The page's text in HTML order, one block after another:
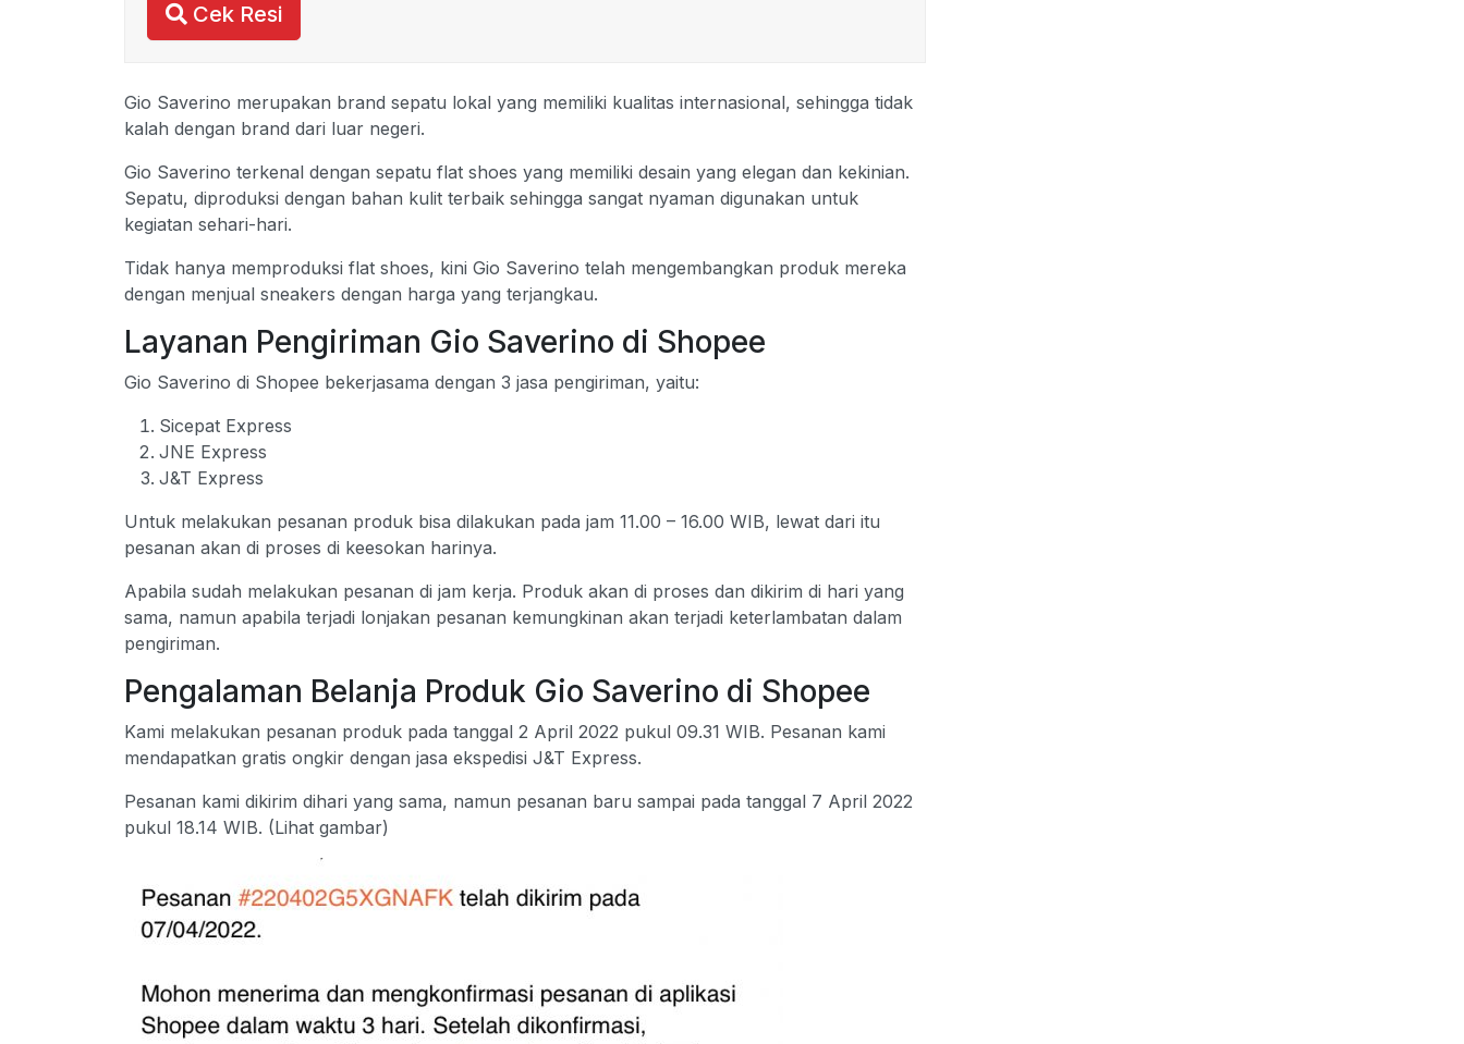
Cek Resi
Gio Saverino merupakan brand sepatu lokal yang memiliki kualitas internasional, sehingga tidak
kalah dengan brand dari luar negeri.
Gio Saverino terkenal dengan sepatu flat shoes yang memiliki desain yang elegan dan kekinian.
Sepatu, diproduksi dengan bahan kulit terbaik sehingga sangat nyaman digunakan untuk
kegiatan sehari-hari.
Tidak hanya memproduksi flat shoes, kini Gio Saverino telah mengembangkan produk mereka
dengan menjual sneakers dengan harga yang terjangkau.
Layanan Pengiriman Gio Saverino di Shopee
Gio Saverino di Shopee bekerjasama dengan 3 jasa pengiriman, yaitu:
Sicepat Express
JNE Express
J&T Express
Untuk melakukan pesanan produk bisa dilakukan pada jam 11.00 – 16.00 WIB, lewat dari itu
pesanan akan di proses di keesokan harinya.
Apabila sudah melakukan pesanan di jam kerja. Produk akan di proses dan dikirim di hari yang
sama, namun apabila terjadi lonjakan pesanan kemungkinan akan terjadi keterlambatan dalam
pengiriman.
Pengalaman Belanja Produk Gio Saverino di Shopee
Kami melakukan pesanan produk pada tanggal 2 April 2022 pukul 09.31 WIB. Pesanan kami
mendapatkan gratis ongkir dengan jasa ekspedisi J&T Express.
Pesanan kami dikirim dihari yang sama, namun pesanan baru sampai pada tanggal 7 April 2022
pukul 18.14 WIB. (Lihat gambar)